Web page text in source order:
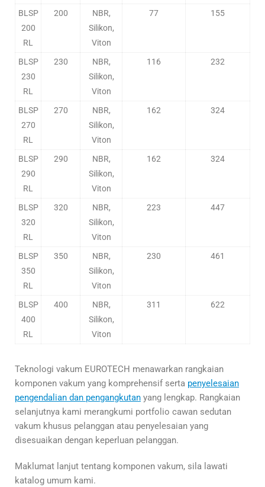
BLSP
200
RL
200
NBR,
Silikon,
Viton
77 155
BLSP
230
RL
230
NBR,
Silikon,
Viton
116 232
BLSP
270
RL
270
NBR,
Silikon,
Viton
162 324
BLSP
290
RL
290
NBR,
Silikon,
Viton
162 324
BLSP
320
RL
320
NBR,
Silikon,
Viton
223 447
BLSP
350
RL
350
NBR,
Silikon,
Viton
230 461
BLSP
400
RL
400
NBR,
Silikon,
Viton
311 622
Teknologi vakum EUROTECH menawarkan rangkaian
komponen vakum yang komprehensif serta penyelesaian
pengendalian dan pengangkutan yang lengkap. Rangkaian
selanjutnya kami merangkumi portfolio cawan sedutan
vakum khusus pelanggan atau penyelesaian yang
disesuaikan dengan keperluan pelanggan.
Maklumat lanjut tentang komponen vakum, sila lawati
katalog umum kami.